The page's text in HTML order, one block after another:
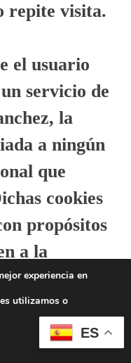
repite visita.
el usuario
servicio de
la
a ningún
que
cookies
propósitos
a la
de
ES
experiencia en
utilizamos o